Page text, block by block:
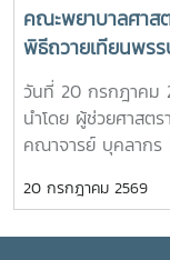
แหล่งเรียนรู้อ่างเก็
คณะและหน่วยงานที่
คณะสัตวศาสตร์และ
ศักยภาพและความห
การเรียนการสอน กิ
ส่งเสริมการเรียนรู้
ระหว่างหน่วยงาน พั
ตลอดจนการปรับตัว
การก้าวสู่การเป็นวิ
คณาจารย์และบุคล
ทักษะการดูแลผู้รับ
สร้างประโยชน์แก่สั
ให้บริการห้อง “ร่ม
มหาวิทยาลัย ในกา
อย่างเป็นรูปธรรม
ดีของนักศึกษาอย่าง
คณะพยาบาลศาส
พิธีถวายเทียนพร
วันที่ 20 กรกฎาคม
นำโดย ผู้ช่วยศาสต
คณาจารย์ บุคลากร
ประธานในพิธี ณ อา
20 กรกฎาคม